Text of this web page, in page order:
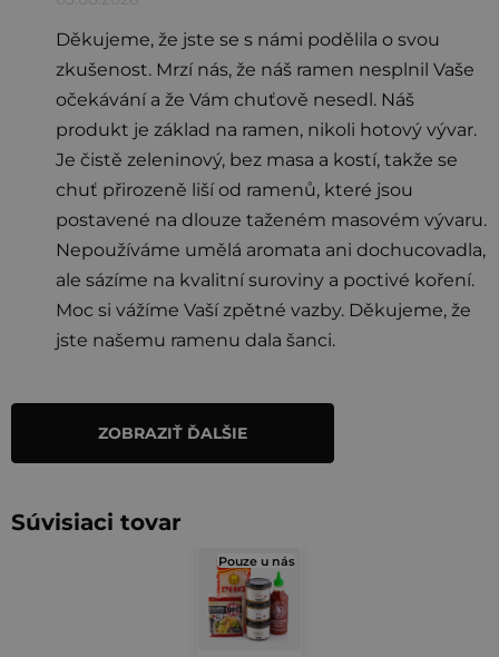
Děkujeme, že jste se s námi podělila o svou
zkušenost. Mrzí nás, že náš ramen nesplnil Vaše
očekávání a že Vám chuťově nesedl. Náš
produkt je základ na ramen, nikoli hotový vývar.
Je čistě zeleninový, bez masa a kostí, takže se
chuť přirozeně liší od ramenů, které jsou
postavené na dlouze taženém masovém vývaru.
Nepoužíváme umělá aromata ani dochucovadla,
ale sázíme na kvalitní suroviny a poctivé koření.
Moc si vážíme Vaší zpětné vazby. Děkujeme, že
jste našemu ramenu dala šanci.
v
á
ZOBRAZIŤ ĎALŠIE
Súvisiaci tovar
Pouze u nás